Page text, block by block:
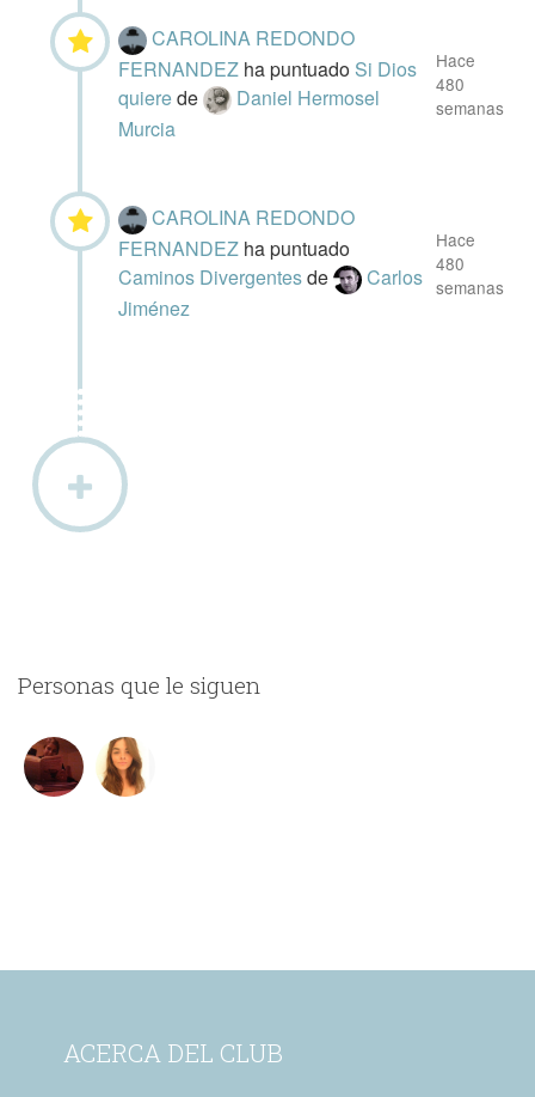
CAROLINA REDONDO
FERNANDEZ ha puntuado Si Dios
quierede
Daniel Hermosel
Murcia
Hace
480
semanas
CAROLINA REDONDO
FERNANDEZ ha puntuado
Caminos Divergentesde
Carlos
Jiménez
Hace
480
semanas
Personas que le siguen
ACERCA DEL CLUB